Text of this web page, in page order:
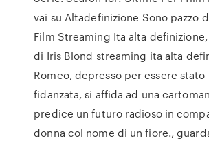
vai su Altadefinizione Sono pazzo
Film Streaming Ita alta
di Iris Blond streaming ita alta
Romeo, depresso per essere stato
fidanzata, si affida ad una
predice un futuro radioso in
donna col nome di un fiore.,